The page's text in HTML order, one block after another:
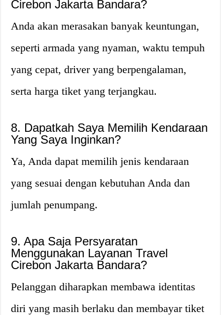
Cirebon Jakarta Bandara?
Anda akan merasakan banyak keuntungan,
seperti armada yang nyaman, waktu tempuh
yang cepat, driver yang berpengalaman,
serta harga tiket yang terjangkau.
8. Dapatkah Saya Memilih Kendaraan
Yang Saya Inginkan?
Ya, Anda dapat memilih jenis kendaraan
yang sesuai dengan kebutuhan Anda dan
jumlah penumpang.
9. Apa Saja Persyaratan
Menggunakan Layanan Travel
Cirebon Jakarta Bandara?
Pelanggan diharapkan membawa identitas
diri yang masih berlaku dan membayar tiket